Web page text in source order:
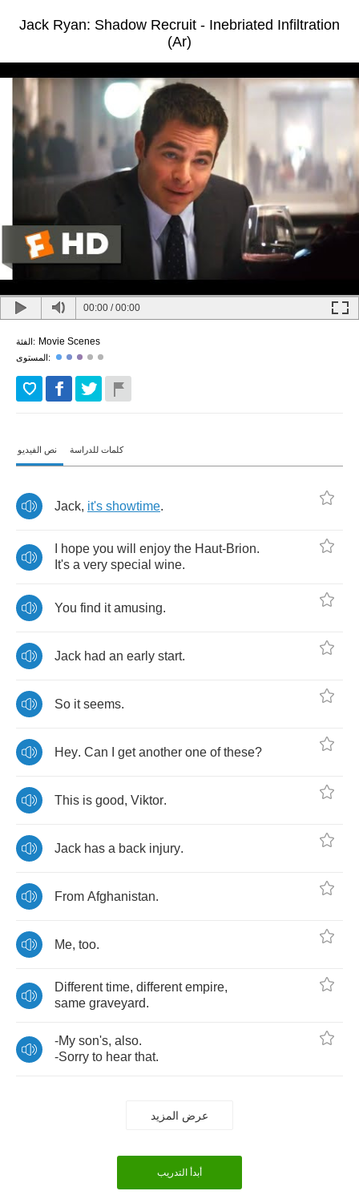
Jack Ryan: Shadow Recruit - Inebriated Infiltration
(Ar)
00:00 /00:00
الفئة: Movie Scenes
المستوى:
نص الفيديو كلمات للدراسة
Jack, it's showtime.
hope you will enjoy the Haut-Brion.
It's a very special wine.
You find it amusing.
Jack had an early start.
So it seems.
Hey. Can get another one of these?
This is good, Viktor.
Jack has a back injury.
From Afghanistan.
Me, too.
Different time, different empire,
same graveyard.
-My son's, also.
-Sorry to hear that.
عرض المزيد
أبدأ التدريب